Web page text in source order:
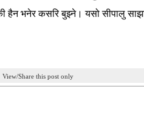
हैन भनेर कसरि बुझ्ने। यसो सीपालु
View/Share this post only